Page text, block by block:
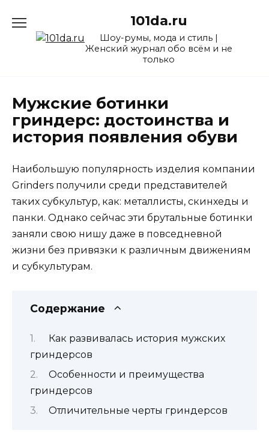
содержанию
101da.ru
Шоу-румы, мода и стиль |
Женский журнал обо всём и не
только
Мужские ботинки
гриндерс: достоинства и
история появления обуви
Наибольшую популярность изделия компании
Grinders получили среди представителей
таких субкультур, как: металлисты, скинхеды и
панки. Однако сейчас эти брутальные ботинки
заняли свою нишу даже в повседневной
жизни без привязки к различным движениям
и субкультурам.
Содержание
Как развивалась история мужских
гриндерсов
Особенности и преимущества
гриндерсов
Отличительные черты гриндерсов